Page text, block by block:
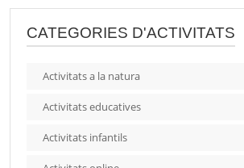
CATEGORIES D'ACTIVITATS
Activitats a la natura
Activitats educatives
Activitats infantils